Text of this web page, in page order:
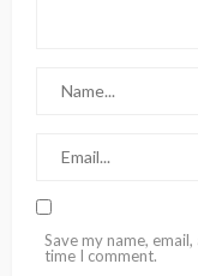
Save my name,
time I comment.